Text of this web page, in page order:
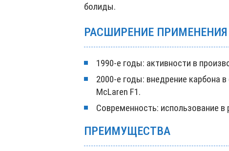
болиды.
РАСШИРЕНИЕ ПРИМЕНЕНИЯ
1990-е годы: активности в
2000-е годы: внедрение карбона
McLaren F1.
Современность: использование
ПРЕИМУЩЕСТВА